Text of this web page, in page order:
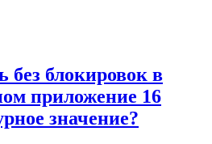
без блокировок в
приложение 16
значение?